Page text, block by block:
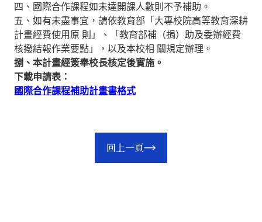
四、國際合作課程如未達開課人數則不予補助。
五、如有未盡事宜，請依教育部「大專校院高等教育深耕
計畫經費使用原 則」、「教育部補（捐）助及委辦經費
核撥結報作業要點」，以及本校相 關規定辦理。
捌、本計畫經簽奉校長核定後實施。
下載申請表：
國際合作課程補助計畫書格式
回上一頁